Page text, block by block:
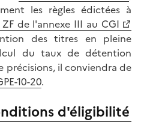
les règles édictées à
de l'annexe III au CGI
des titres en pleine
du taux de détention
précisions, il conviendra de
10-20.
d'éligibilité